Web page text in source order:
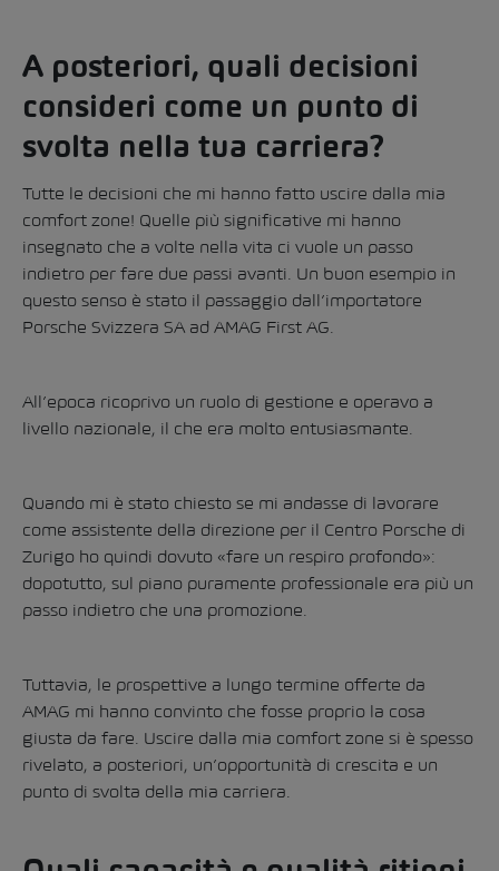
A posteriori, quali decisioni
consideri come un punto di
svolta nella tua carriera?
Tutte le decisioni che mi hanno fatto uscire dalla mia
comfort zone! Quelle più significative mi hanno
insegnato che a volte nella vita ci vuole un passo
indietro per fare due passi avanti. Un buon esempio in
questo senso è stato il passaggio dall’importatore
Porsche Svizzera SA ad AMAG First AG.
All’epoca ricoprivo un ruolo di gestione e operavo a
livello nazionale, il che era molto entusiasmante.
Quando mi è stato chiesto se mi andasse di lavorare
come assistente della direzione per il Centro Porsche di
Zurigo ho quindi dovuto «fare un respiro profondo»:
dopotutto, sul piano puramente professionale era più un
passo indietro che una promozione.
Tuttavia, le prospettive a lungo termine offerte da
AMAG mi hanno convinto che fosse proprio la cosa
giusta da fare. Uscire dalla mia comfort zone si è spesso
rivelato, a posteriori, un’opportunità di crescita e un
punto di svolta della mia carriera.